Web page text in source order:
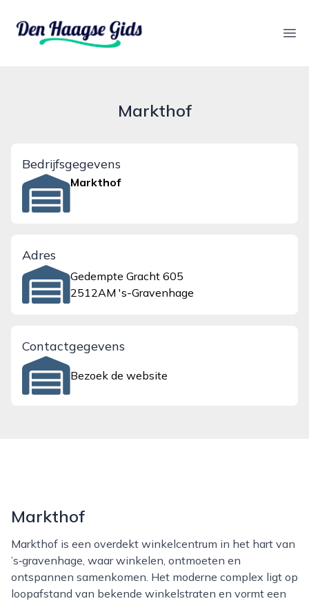
denhaagsegids.nl
Markthof
Bedrijfsgegevens
Markthof
Adres
Gedempte Gracht 605
2512AM 's-Gravenhage
Contactgegevens
Bezoek de website
Markthof
Markthof is een overdekt winkelcentrum in het hart van
’s‑gravenhage, waar winkelen, ontmoeten en
ontspannen samenkomen. Het moderne complex ligt op
loopafstand van bekende winkelstraten en vormt een